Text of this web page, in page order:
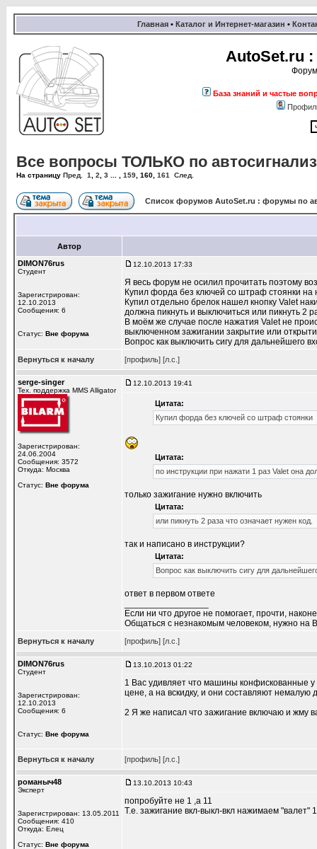
Главная • Каталог и Интернет-магазин •
AutoSet.ru
База знаний и частые
Все вопросы ТОЛЬКО по
На страницу Пред. 1 2 3 159 160 161 След.
Список форумов AutoSet.ru : форумы по
Автор
DIMON76rus
Студент
Зарегистрирован:
12.10.2013
Сообщения: 6
Статус: Вне форума
12.10.2013 17:33
Я весь форум не осилил прочитать поэтому
Купил форда без ключей со штраф стоянки на
Купил отдельно брелок нашел кнопку Valet
должна пикнуть и выключиться или пикнуть 2
В моём же случае после нажатия Valet не
выключенном зажигании закрытие или
Вопрос как выключить сигу для дальнейшего
Вернуться к началу [профиль] [л.с.]
serge-singer
Тех. поддержка MMS Alligator
Зарегистрирован:
24.06.2004
Сообщения: 3572
Откуда: Москва
Статус: Вне форума
12.10.2013 19:41
Цитата:
Купил форда без ключей со штраф стоянки
Цитата:
по инструкции при нажати 1 раз Valet она
только зажигание нужно включить
Цитата:
или пикнуть 2 раза что означает нужен код.
так и написано в инструкции?
Цитата:
Вопрос как выключить сигу для
ответ в первом ответе
Если ни что другое не помогает, прочти,
Общаться с незнакомым человеком, нужно на
Вернуться к началу [профиль] [л.с.]
DIMON76rus
Студент
Зарегистрирован:
12.10.2013
Сообщения: 6
Статус: Вне форума
13.10.2013 01:22
1 Вас удивляет что машины конфискованные
цене, а на вскидку, и они составляют
2 Я же написал что зажигание включаю и жму
Вернуться к началу [профиль] [л.с.]
романыч48
Эксперт
Зарегистрирован: 13.05.2011
Сообщения: 410
Откуда: Елец
Статус: Вне форума
13.10.2013 10:43
попробуйте не 1 ,а 11
Т.е. зажигание вкл-выкл-вкл нажимаем "валет"